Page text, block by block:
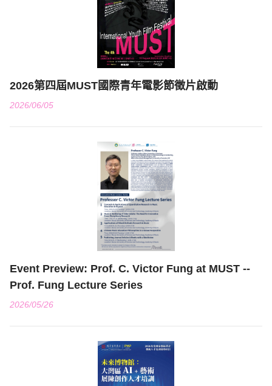
2026第四屆MUST國際青年電影節徵片啟動
2026/06/05
Event Preview: Prof. C. Victor Fung at MUST --
Prof. Fung Lecture Series
2026/05/26